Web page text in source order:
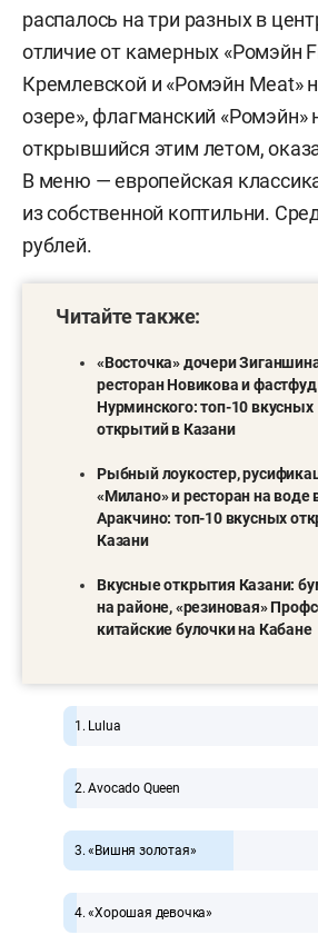
распалось на три разных в
отличие от камерных «Ромэйн
Кремлевской и «Ромэйн Meat»
озере», флагманский
открывшийся этим летом,
В меню — европейская
из собственной коптильни.
рублей.
Читайте также:
«Восточка» дочери
ресторан Новикова и фастфуд
Нурминского: топ-10 вкусных
открытий в Казани
Рыбный лоукостер,
«Милано» и ресторан на воде
Аракчино: топ-10 вкусных
Казани
Вкусные открытия Казани:
на районе, «резиновая»
китайские булочки на Кабане
1. Lulua
2. Avocado Queen
3. «Вишня золотая»
4. «Хорошая девочка»